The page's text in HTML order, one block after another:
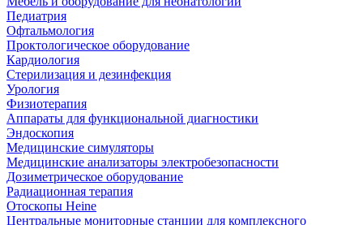
Педиатрия
Офтальмология
Проктологическое оборудование
Кардиология
Стерилизация и дезинфекция
Урология
Физиотерапия
Аппараты для функциональной диагностики
Эндоскопия
Медицинские симуляторы
Медицинские анализаторы электробезопасности
Дозиметрическое оборудование
Радиационная терапия
Отоскопы Heine
Центральные мониторные станции для комплексного